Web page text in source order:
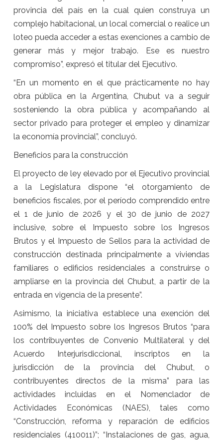
provincia del país en la cual quien construya un
complejo habitacional, un local comercial o realice un
loteo pueda acceder a estas exenciones a cambio de
generar más y mejor trabajo. Ese es nuestro
compromiso”, expresó el titular del Ejecutivo.
“En un momento en el que prácticamente no hay
obra pública en la Argentina, Chubut va a seguir
sosteniendo la obra pública y acompañando al
sector privado para proteger el empleo y dinamizar
la economía provincial”, concluyó.
Beneficios para la construcción
El proyecto de ley elevado por el Ejecutivo provincial
a la Legislatura dispone “el otorgamiento de
beneficios fiscales, por el período comprendido entre
el 1 de junio de 2026 y el 30 de junio de 2027
inclusive, sobre el Impuesto sobre los Ingresos
Brutos y el Impuesto de Sellos para la actividad de
construcción destinada principalmente a viviendas
familiares o edificios residenciales a construirse o
ampliarse en la provincia del Chubut, a partir de la
entrada en vigencia de la presente”.
Asimismo, la iniciativa establece una exención del
100% del Impuesto sobre los Ingresos Brutos “para
los contribuyentes de Convenio Multilateral y del
Acuerdo Interjurisdiccional, inscriptos en la
jurisdicción de la provincia del Chubut, o
contribuyentes directos de la misma” para las
actividades incluidas en el Nomenclador de
Actividades Económicas (NAES), tales como
“Construcción, reforma y reparación de edificios
residenciales (410011)”; “Instalaciones de gas, agua,